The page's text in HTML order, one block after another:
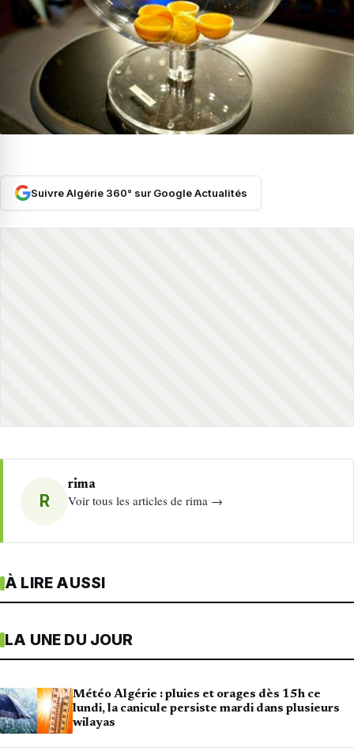
Suivre Algérie 360° sur Google Actualités
R
rima
Voir tous les articles de rima →
À LIRE AUSSI
LA UNE DU JOUR
Météo Algérie : pluies et orages dès 15h ce
lundi, la canicule persiste mardi dans plusieurs
wilayas